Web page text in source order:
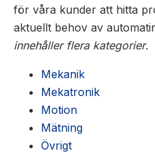
för våra kunder att hitta
aktuellt behov av
innehåller flera kategorier.
Mekanik
Mekatronik
Motion
Mätning
Övrigt